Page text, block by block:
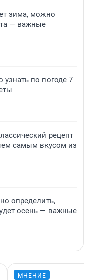
зима, можно
— важные
по погоде 7
рецепт
самым вкусом из
определить,
осень — важные
МНЕНИЕ